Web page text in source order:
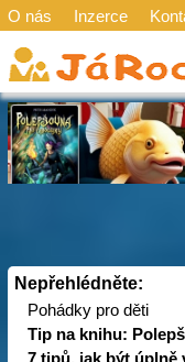
O nás Inzerce
Nepřehlédněte:
Pohádky pro děti
Tip na knihu:
7 tipů, jak být úplně